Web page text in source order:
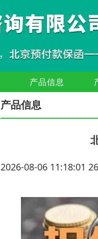
产品信息
产品信息
2026-08-06 11:18:01